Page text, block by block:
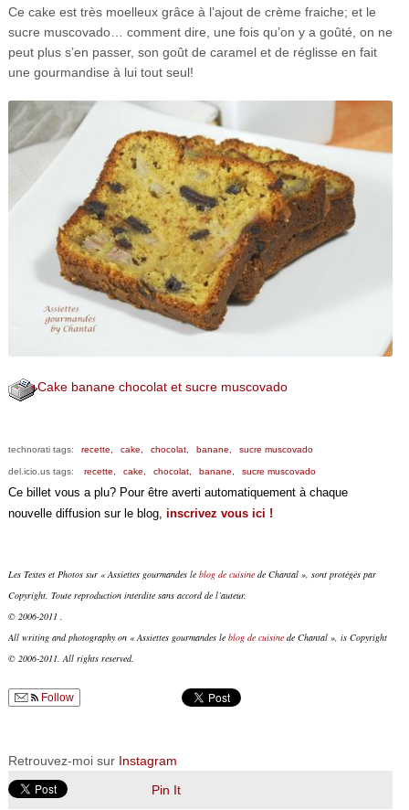
Ce cake est très moelleux grâce à l’ajout de crème fraiche; et le
sucre muscovado… comment dire, une fois qu’on y a goûté, on ne
peut plus s’en passer, son goût de caramel et de réglisse en fait
une gourmandise à lui tout seul!
Cake banane chocolat et sucre muscovado
technorati tags: recette, cake, chocolat, banane, sucre muscovado
del.icio.us tags: recette, cake, chocolat, banane, sucre muscovado
Ce billet vous a plu? Pour être averti automatiquement à chaque
nouvelle diffusion sur le blog, inscrivez vous ici !
Les Textes et Photos sur « Assiettes gourmandes le blog de cuisinede Chantal », sont protégés par
Copyright. Toute reproduction interdite sans accord de l’auteur.
© 2006-2011 .
All writing and photography on « Assiettes gourmandes le blog de cuisinede Chantal », is Copyright
© 2006-2011. All rights reserved.
Follow
Retrouvez-moi sur Instagram
Pin It